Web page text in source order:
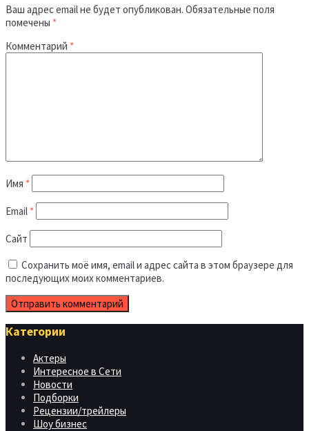
Ваш адрес email не будет опубликован. Обязательные поля
помечены *
Комментарий *
Имя *
Email *
Сайт
Сохранить моё имя, email и адрес сайта в этом браузере для
последующих моих комментариев.
Категории
Актеры
Интересное в Сети
Новости
Подборки
Рецензии/трейлеры
Шоу бизнес